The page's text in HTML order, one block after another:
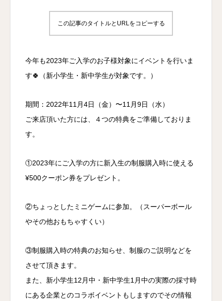
この記事のタイトルとURLをコピーする
今年も2023年ご入学のお子様対象にイベントを行いま
す🍀（新小学生・新中学生が対象です。）
期間：2022年11月4日（金）〜11月9日（水）
ご来店頂いた方には、４つの特典をご準備しておりま
す。
①2023年にご入学の方に新入生の制服購入時に使える
¥500クーポン券をプレゼント。
②ちょっとしたミニゲームに参加。（スーパーボール
やその他おもちゃすくい）
③制服購入時の特典のお知らせ、制服のご説明などを
させて頂きます。
また、新小学生12月中・新中学生1月中の実際の採寸時
にある企業とのコラボイベントもしますのでその情報